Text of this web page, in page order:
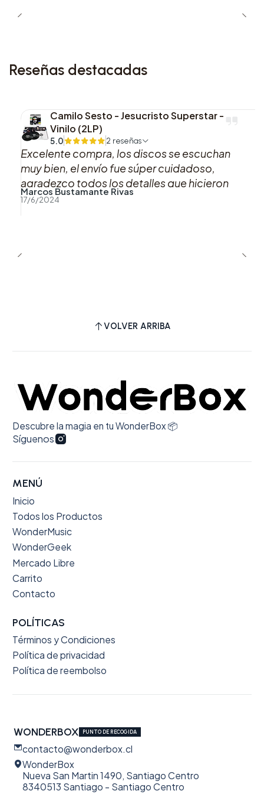
Especificaciones Técnicas:
•Edad Recomendada:A partir de 8 años.
21 cm de altura, 15 cm de ancho y 12 cm de
profundidad.
Este set es ideal para jóvenes constructores y
fanáticos de Harry Potter™ que deseen recrear y
revivir la mágica llegada al Castillo de
Reseñas destacadas
Camilo Sesto - Jesucristo Superstar -
Vinilo (2LP)
5.0 2 reseñas
Excelente compra, los discos se escuchan
muy bien, el envío fue súper cuidadoso,
agradezco todos los detalles que hicieron
que esta compra fuera muy muy agradable,
Marcos Bustamante Rivas
17/6/2024
VOLVER ARRIBA
Descubre la magia en tu WonderBox 📦
Síguenos
MENÚ
Inicio
Todos los Productos
WonderMusic
WonderGeek
Mercado Libre
Carrito
Contacto
POLÍTICAS
Términos y Condiciones
Política de privacidad
Política de reembolso
WONDERBOX PUNTO DE RECOGIDA
contacto@wonderbox.cl
WonderBox
Nueva San Martin 1490, Santiago Centro
8340513 Santiago - Santiago Centro